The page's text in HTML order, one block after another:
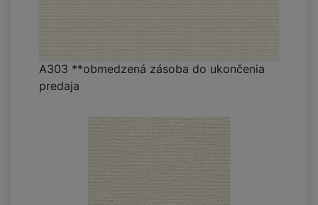
A303 **obmedzená zásoba do ukončenia
predaja